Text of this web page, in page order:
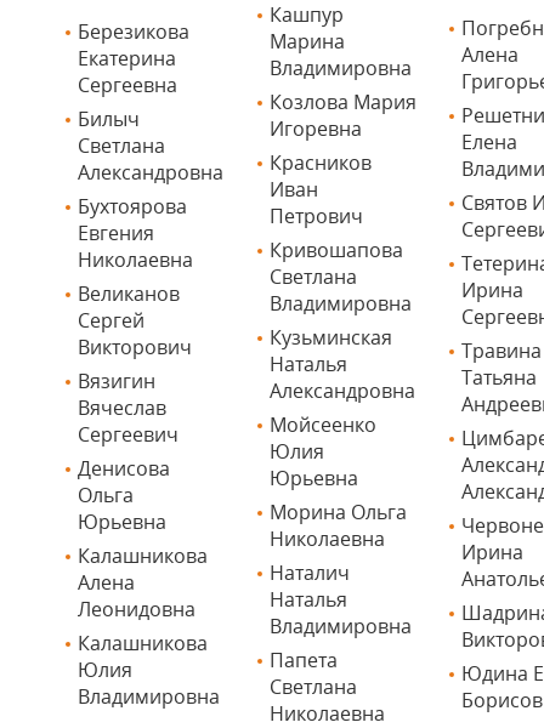
Березикова
Екатерина
Сергеевна
Билыч
Светлана
Александровна
Бухтоярова
Евгения
Николаевна
Великанов
Сергей
Викторович
Вязигин
Вячеслав
Сергеевич
Денисова
Ольга
Юрьевна
Калашникова
Алена
Леонидовна
Калашникова
Юлия
Владимировна
Кашпур
Марина
Владимировна
Козлова Мария
Игоревна
Красников
Иван
Петрович
Кривошапова
Светлана
Владимировна
Кузьминская
Наталья
Александровна
Мойсеенко
Юлия
Юрьевна
Морина Ольга
Николаевна
Наталич
Наталья
Владимировна
Папета
Светлана
Николаевна
Алена
Елена
Святов
Ирина
Травина
Татьяна
Ирина
Юдина